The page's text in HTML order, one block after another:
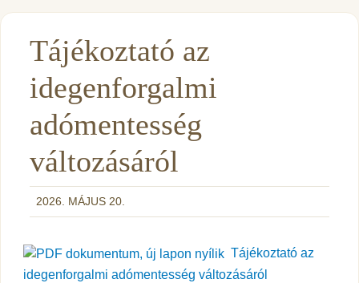
Tájékoztató az
idegenforgalmi
adómentesség
változásáról
2026. MÁJUS 20.
Tájékoztató az
idegenforgalmi adómentesség változásáról